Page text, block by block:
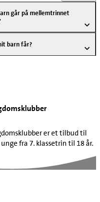
går på mellemtrinnet
barn får?
er et tilbud til
fra 7. klassetrin til 18 år.